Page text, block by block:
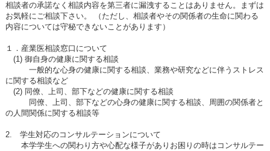
相談者の承諾なく相談内容を第三者に漏洩することはありません。まずは
お気軽にご相談下さい。 （ただし、相談者やその関係者の生命に関わる
内容については守秘できないことがあります）
１．産業医相談窓口について
(1) 御自身の健康に関する相談
一般的な心身の健康に関する相談、業務や研究などに伴うストレス
に関する相談など
(2) 同僚、上司、部下などの健康に関する相談
同僚、上司、部下などの心身の健康に関する相談、周囲の関係者と
の人間関係に関する相談等
2. 学生対応のコンサルテーションについて
本学学生への関わり方や心配な様子がありお困りの時はコンサルテー